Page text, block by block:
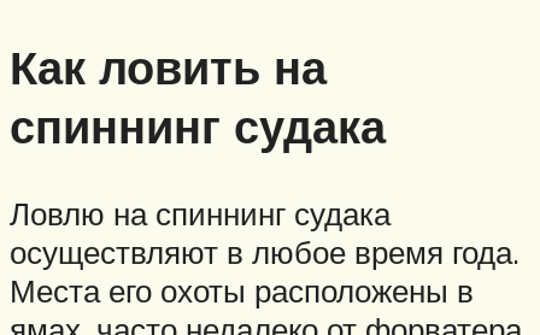
Как ловить на
спиннинг судака
Ловлю на спиннинг судака
осуществляют в любое время года.
Места его охоты расположены в